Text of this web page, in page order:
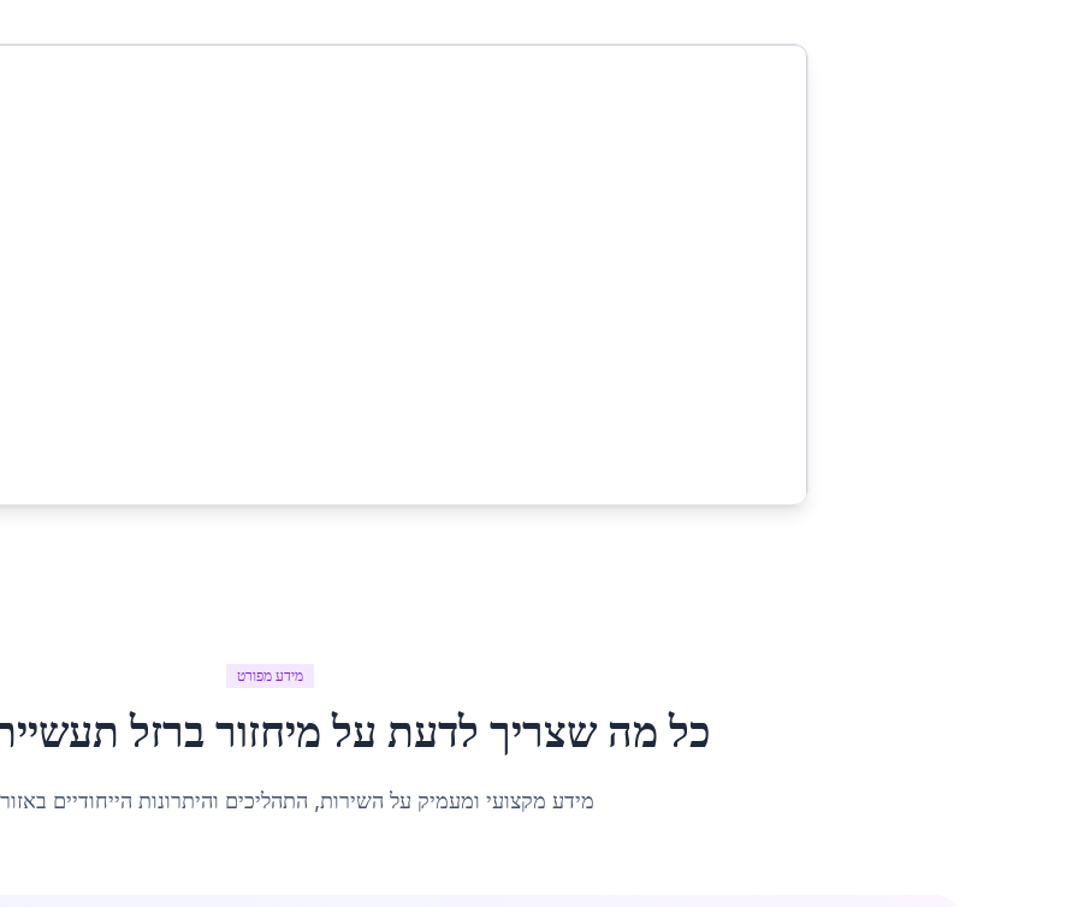
מידע מפורט
כל מה שצריך לדעת על מיחזור ברזל
מידע מקצועי ומעמיק על השירות, התהליכים והיתרונות הייחודיים